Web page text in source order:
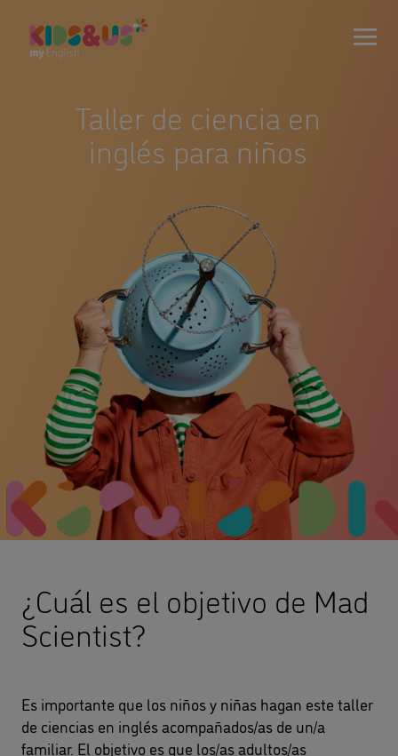
Taller de ciencia en
inglés para niños
¿Cuál es el objetivo de Mad
Scientist?
Es importante que los niños y niñas hagan este taller
de ciencias en inglés acompañados/as de un/a
familiar. El objetivo es que los/as adultos/as